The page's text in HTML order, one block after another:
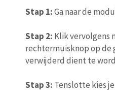
Stap 1:Ga naar de
Stap 2: Klik vervolgens
rechtermuisknop op de
verwijderd dient te
Stap 3: Tenslotte kies